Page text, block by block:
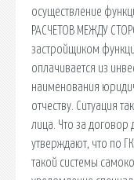
осуществление
РАСЧЕТОВ МЕЖДУ
застройщиком
оплачивается из
наименования
отчеству. Ситуация
лица. Что за
утверждают, что по
такой системы